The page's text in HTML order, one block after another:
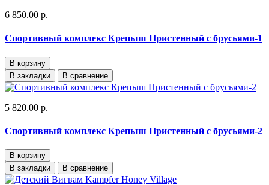
6 850.00 р.
Спортивный комплекс Крепыш Пристенный с брусьями-1
В корзину
В закладки
В сравнение
5 820.00 р.
Спортивный комплекс Крепыш Пристенный с брусьями-2
В корзину
В закладки
В сравнение